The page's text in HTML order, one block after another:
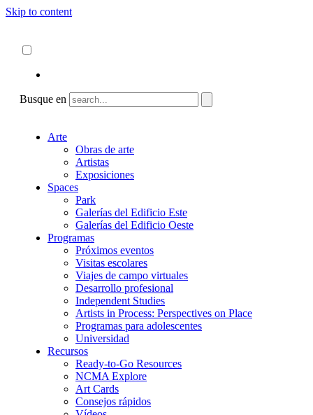
Skip to content
Busque en
Arte
Obras de arte
Artistas
Exposiciones
Spaces
Park
Galerías del Edificio Este
Galerías del Edificio Oeste
Programas
Próximos eventos
Visitas escolares
Viajes de campo virtuales
Desarrollo profesional
Independent Studies
Artists in Process: Perspectives on Place
Programas para adolescentes
Universidad
Recursos
Ready-to-Go Resources
NCMA Explore
Art Cards
Consejos rápidos